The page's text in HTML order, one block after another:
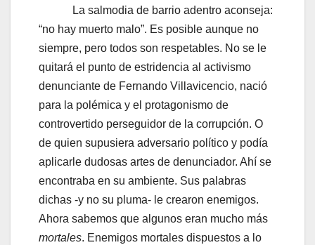
La salmodia de barrio adentro aconseja:
“no hay muerto malo”. Es posible aunque no
siempre, pero todos son respetables. No se le
quitará el punto de estridencia al activismo
denunciante de Fernando Villavicencio, nació
para la polémica y el protagonismo de
controvertido perseguidor de la corrupción. O
de quien supusiera adversario político y podía
aplicarle dudosas artes de denunciador. Ahí se
encontraba en su ambiente. Sus palabras
dichas -y no su pluma- le crearon enemigos.
Ahora sabemos que algunos eran mucho más
mortales. Enemigos mortales dispuestos a lo